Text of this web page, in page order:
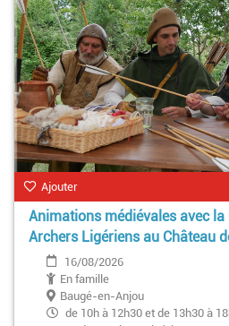
Ajouter
Animations médiévales avec la
Archers Ligériens au Château
16/08/2026
En famille
Baugé-en-Anjou
de 10h à 12h30 et de 13h30 à